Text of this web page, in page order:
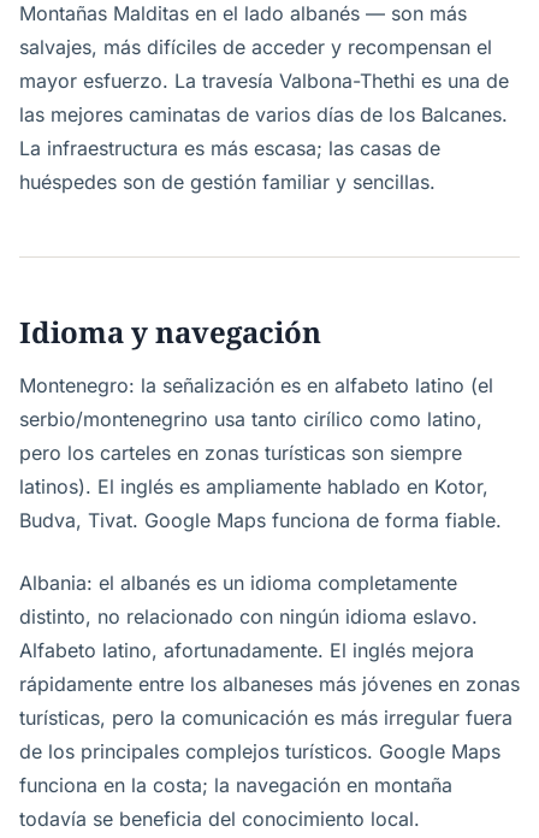
Montañas Malditas en el lado albanés — son más
salvajes, más difíciles de acceder y recompensan el
mayor esfuerzo. La travesía Valbona-Thethi es una de
las mejores caminatas de varios días de los Balcanes.
La infraestructura es más escasa; las casas de
huéspedes son de gestión familiar y sencillas.
Idioma y navegación
Montenegro: la señalización es en alfabeto latino (el
serbio/montenegrino usa tanto cirílico como latino,
pero los carteles en zonas turísticas son siempre
latinos). El inglés es ampliamente hablado en Kotor,
Budva, Tivat. Google Maps funciona de forma fiable.
Albania: el albanés es un idioma completamente
distinto, no relacionado con ningún idioma eslavo.
Alfabeto latino, afortunadamente. El inglés mejora
rápidamente entre los albaneses más jóvenes en zonas
turísticas, pero la comunicación es más irregular fuera
de los principales complejos turísticos. Google Maps
funciona en la costa; la navegación en montaña
todavía se beneficia del conocimiento local.